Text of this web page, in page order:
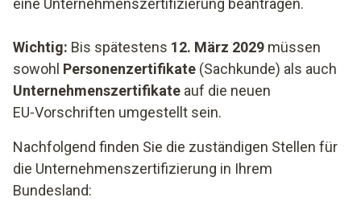
eine Unternehmenszertifizierung beantragen.
Wichtig: Bis spätestens 12. März 2029 müssen
sowohl Personenzertifikate (Sachkunde) als auch
Unternehmenszertifikate auf die neuen
EU‑Vorschriften umgestellt sein.
Nachfolgend finden Sie die zuständigen Stellen für
die Unternehmenszertifizierung in Ihrem
Bundesland: